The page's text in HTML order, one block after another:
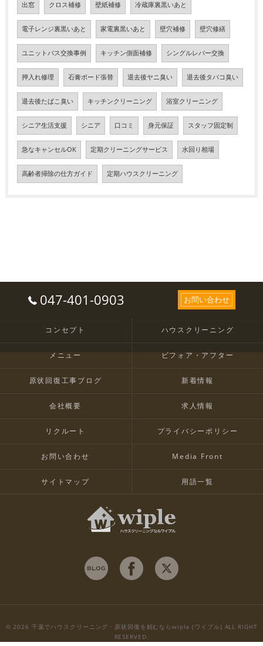
出窓 クロス補修 壁紙補修 冷蔵庫裏黒いあと
電子レンジ裏黒いあと 家電裏黒いあと 壁穴補修 壁穴修繕
ユニットバス交換事例 キッチン側面補修 シングルレバー交換
押入れ修理 石膏ボード張替 退去後ヤニ臭い 退去後タバコ臭い
退去後たばこ臭い キッチンクリーニング 浴室クリーニング
シニア生活支援 シニア 口コミ 身元保証 スタッフ固定制
急なキャンセルOK 定期クリーニングサービス 水回り相場
高齢者掃除の仕方ガイド 定期ハウスクリーニング
047-401-0903 お問い合わせ
コンセプト ハウスクリーニング
メニュー ビフォア・アフター
原状回復工事ブログ 新着情報
会社概要 求人情報
リクルート プライバシーポリシー
お問い合わせ Media Front
サイトマップ 用語一覧
© 2026 千葉でハウスクリーニング・原状回復を頼むならwiple (ワイプル) ALL RIGHT
RESERVED.